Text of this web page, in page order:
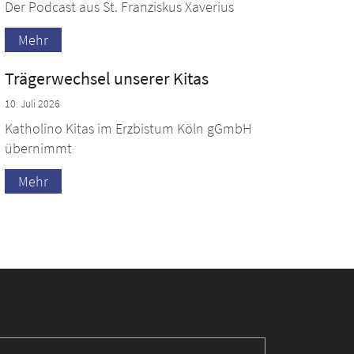
Der Podcast aus St. Franziskus Xaverius
Mehr
Trägerwechsel unserer Kitas
10. Juli 2026
Katholino Kitas im Erzbistum Köln gGmbH
übernimmt
Mehr